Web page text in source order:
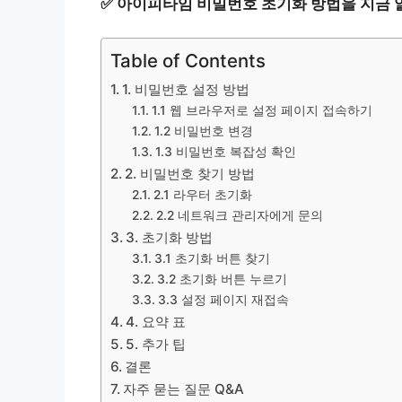
Table of Contents
1. 비밀번호 설정 방법
1.1 웹 브라우저로 설정 페이지 접속하기
1.2 비밀번호 변경
1.3 비밀번호 복잡성 확인
2. 비밀번호 찾기 방법
2.1 라우터 초기화
2.2 네트워크 관리자에게 문의
3. 초기화 방법
3.1 초기화 버튼 찾기
3.2 초기화 버튼 누르기
3.3 설정 페이지 재접속
4. 요약 표
5. 추가 팁
결론
자주 묻는 질문 Q&A